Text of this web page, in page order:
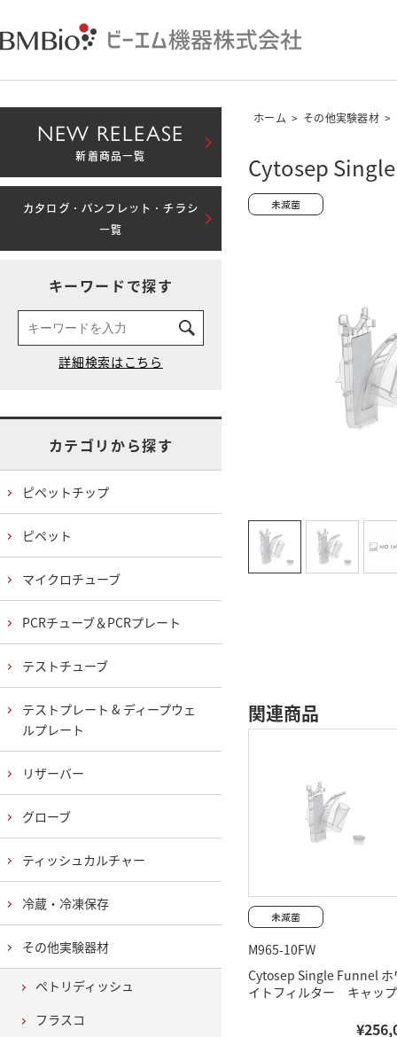
ホーム > その他実験器材 >
Cytosep
関連商品
M965-10FW
Cytosep Single Funnel ホ
イトフィルター キャップ
NEW RELEASE
新着商品一覧
カタログ・パンフレット・チラシ
一覧
キーワードで探す
カテゴリから探す
ピペットチップ
ピペット
マイクロチューブ
PCRチューブ＆PCRプレート
テストチューブ
テストプレート & ディープウェ
ルプレート
リザーバー
グローブ
ティッシュカルチャー
冷蔵・冷凍保存
その他実験器材
ペトリディッシュ
フラスコ